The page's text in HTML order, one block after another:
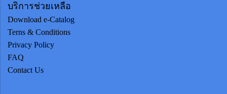
บริการช่วยเหลือ
Download e-Catalog
Terns & Conditions
Privacy Policy
FAQ
Contact Us